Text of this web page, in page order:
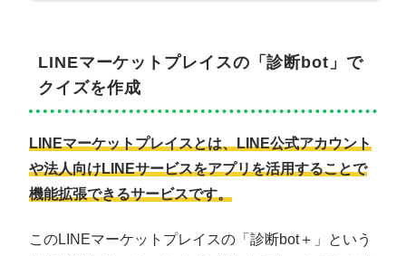
LINEマーケットプレイスの「診断bot」で
クイズを作成
LINEマーケットプレイスとは、LINE公式アカウント
や法人向けLINEサービスをアプリを活用することで
機能拡張できるサービスです。
このLINEマーケットプレイスの「診断bot＋」という